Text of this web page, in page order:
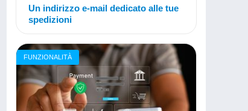
Un indirizzo e-mail dedicato alle tue
spedizioni
FUNZIONALITÀ